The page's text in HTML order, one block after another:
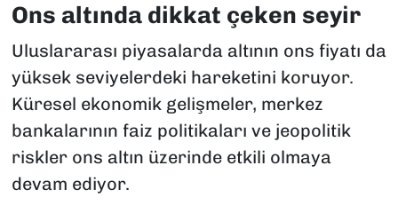
Ons altında dikkat çeken seyir
Uluslararası piyasalarda altının ons fiyatı da
yüksek seviyelerdeki hareketini koruyor.
Küresel ekonomik gelişmeler, merkez
bankalarının faiz politikaları ve jeopolitik
riskler ons altın üzerinde etkili olmaya
devam ediyor.